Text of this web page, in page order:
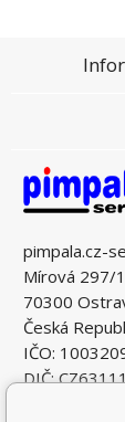
pimpala.cz-
Mírová 297/
70300
Česká
IČO:
DIČ: